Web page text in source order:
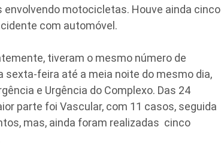
motocicletas. Houve ainda cinco
com automóvel.
tiveram o mesmo número de
sexta-feira até a meia noite do mesmo dia,
e Urgência do Complexo. Das 24
parte foi Vascular, com 11 casos, seguida
mas, ainda foram realizadas cinco